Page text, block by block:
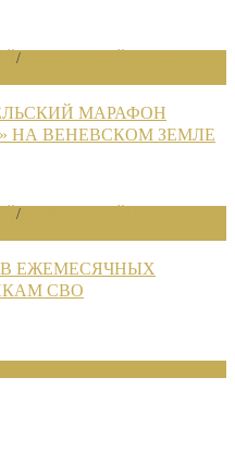
/
МАРАФОН
НА ВЕНЕВСКОМ ЗЕМЛЕ
/
ЕЖЕМЕСЯЧНЫХ
СВО